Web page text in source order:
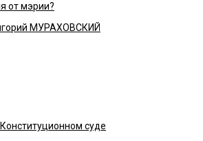
от мэрии?
МУРАХОВСКИЙ
суде